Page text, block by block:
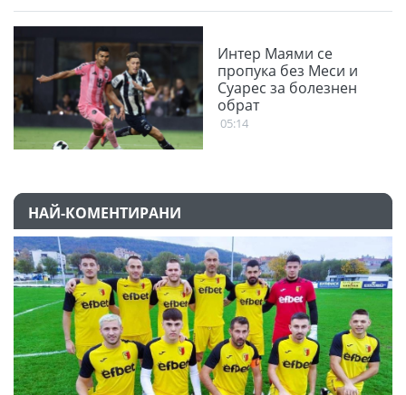
Интер Маями се
пропука без Меси и
Суарес за болезнен
обрат
05:14
НАЙ-КОМЕНТИРАНИ